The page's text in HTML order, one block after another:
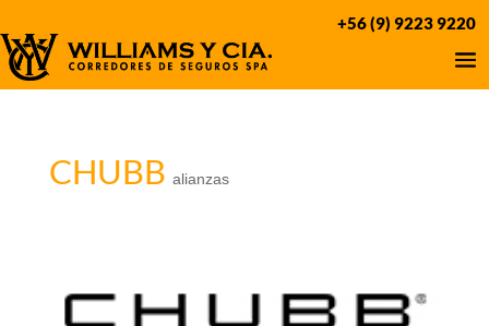
+56 (9) 9223 9220
CHUBB alianzas